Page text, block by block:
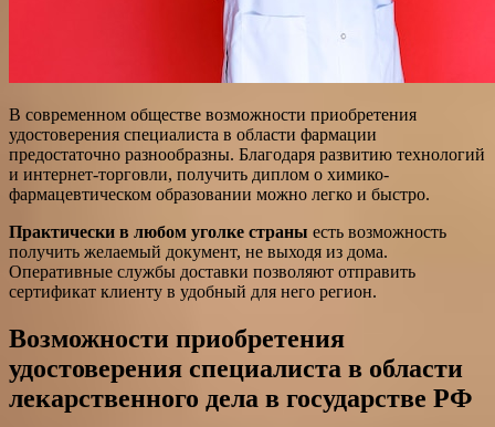
В современном обществе возможности приобретения
удостоверения специалиста в области фармации
предостаточно разнообразны. Благодаря развитию технологий
и интернет-торговли, получить диплом о химико-
фармацевтическом образовании можно легко и быстро.
Практически в любом уголке страны есть возможность
получить желаемый документ, не выходя из дома.
Оперативные службы доставки позволяют отправить
сертификат клиенту в удобный для него регион.
Возможности приобретения
удостоверения специалиста в области
лекарственного дела в государстве РФ